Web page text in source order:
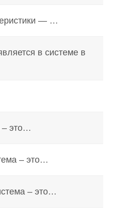
— …
в системе в
– это…
– это…
– это…